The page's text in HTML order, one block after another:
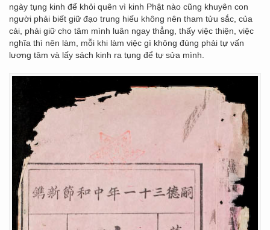
ngày tụng kinh để khỏi quên vì kinh Phật nào cũng khuyên con
người phải biết giữ đạo trung hiếu không nên tham tửu sắc, của
cải, phải giữ cho tâm mình luân ngay thẳng, thấy việc thiện, việc
nghĩa thì nên làm, mỗi khi làm việc gì không đúng phải tự vấn
lương tâm và lấy sách kinh ra tụng để tự sửa mình.